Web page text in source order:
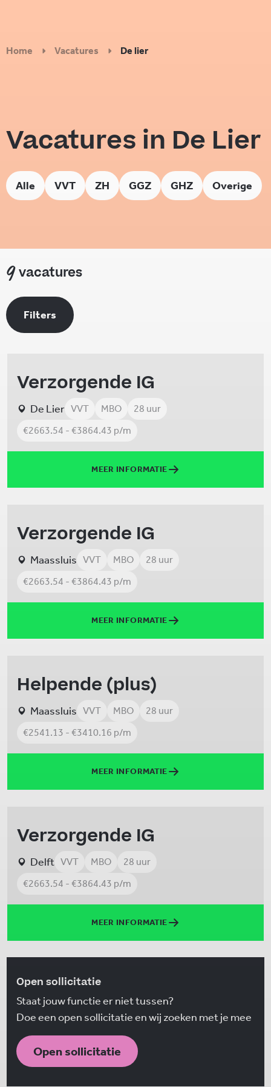
Home Vacatures De lier
Vacatures in De Lier
Alle VVT ZH GGZ GHZ Overige
9vacatures
Filters
Verzorgende IG
De Lier VVT MBO
28 uur
€2663.54 - €3864.43 p/m
MEER INFORMATIE
Verzorgende IG
Maassluis VVT MBO
28 uur
€2663.54 - €3864.43 p/m
MEER INFORMATIE
Helpende (plus)
Maassluis VVT MBO
28 uur
€2541.13 - €3410.16 p/m
MEER INFORMATIE
Verzorgende IG
Delft VVT MBO
28 uur
€2663.54 - €3864.43 p/m
MEER INFORMATIE
Open sollicitatie
Staat jouw functie er niet tussen?
Doe een open sollicitatie en wij zoeken met je mee
Open sollicitatie